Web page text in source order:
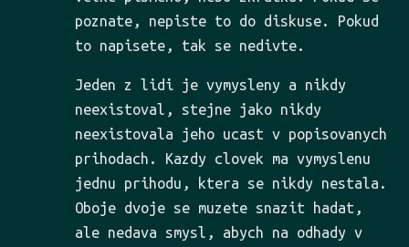
poznate, nepiste to do diskuse. Pokud
to napisete, tak se nedivte.
Jeden z lidi je vymysleny a nikdy
neexistoval, stejne jako nikdy
neexistovala jeho ucast v popisovanych
prihodach. Kazdy clovek ma vymyslenu
jednu prihodu, ktera se nikdy nestala.
Oboje dvoje se muzete snazit hadat,
ale nedava smysl, abych na odhady v